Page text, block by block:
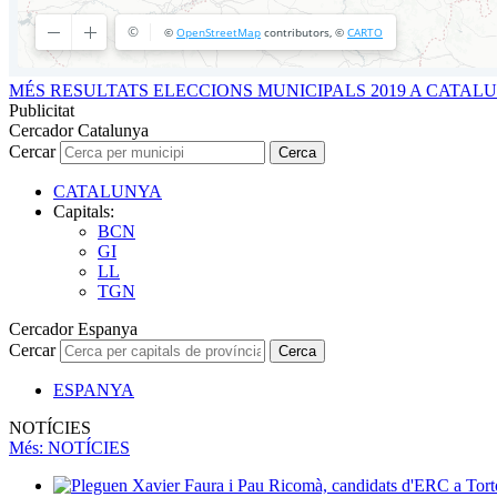
MÉS RESULTATS ELECCIONS MUNICIPALS 2019 A
Publicitat
Cercador Catalunya
Cercar
Cerca
CATALUNYA
Capitals:
BCN
GI
LL
TGN
Cercador Espanya
Cercar
Cerca
ESPANYA
NOTÍCIES
Més: NOTÍCIES